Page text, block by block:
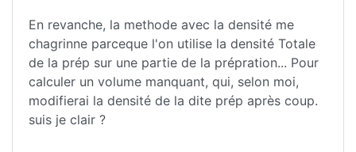
En revanche, la methode avec la densité me
chagrinne parceque l'on utilise la densité Totale
de la prép sur une partie de la prépration... Pour
calculer un volume manquant, qui, selon moi,
modifierai la densité de la dite prép après coup.
suis je clair ?